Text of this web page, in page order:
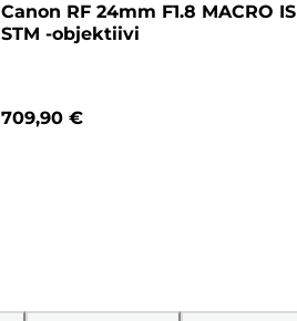
Canon RF 24mm F1.8 MACRO IS
STM -objektiivi
709,90 €